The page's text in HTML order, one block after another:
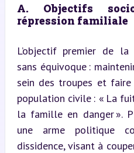
A. Objectifs
répression familiale
L’objectif premier de
sans équivoque :
sein des troupes et
population civile : « La
la famille en danger ».
une arme politique
dissidence, visant à